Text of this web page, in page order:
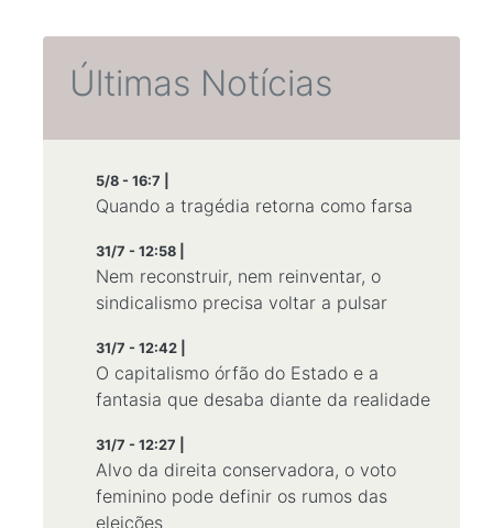
Últimas Notícias
5/8 - 16:7 |
Quando a tragédia retorna como farsa
31/7 - 12:58 |
Nem reconstruir, nem reinventar, o
sindicalismo precisa voltar a pulsar
31/7 - 12:42 |
O capitalismo órfão do Estado e a
fantasia que desaba diante da realidade
31/7 - 12:27 |
Alvo da direita conservadora, o voto
feminino pode definir os rumos das
eleições